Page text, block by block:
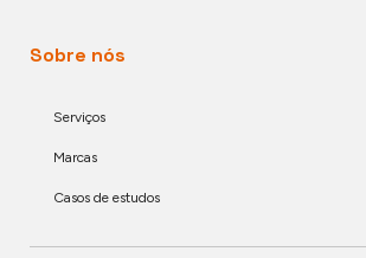
Sobre nós
Serviços
Marcas
Casos de estudos